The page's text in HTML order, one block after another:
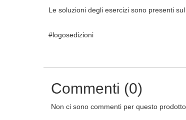
Le soluzioni degli esercizi sono presenti
#logosedizioni
Commenti (0)
Non ci sono commenti per questo